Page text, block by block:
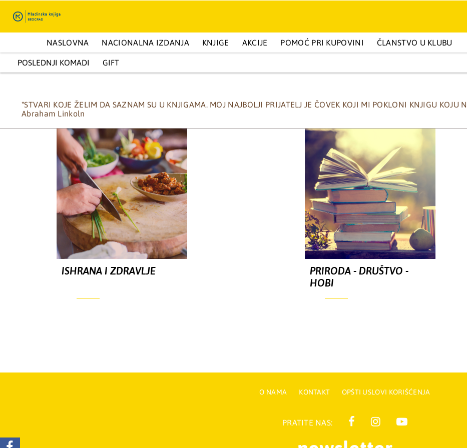
NASLOVNA NACIONALNA IZDANJA KNJIGE
ENCIKLOPEDIJE I KAPITALNA IZDANJA PRIRUČNICI BELETRISTIKA I POPULARNA PSIHOLOGIJA DEČIJA IZDANJA
POSLEDNJI KOMADI GIFT
AKCIJE POMOĆ PRI KUPOVINI ČLANSTVO U KLUBU
"STVARI KOJE ŽELIM DA SAZNAM SU U KNJIGAMA. MOJ NAJBOLJI PRIJATELJ JE ČOVEK KOJI MI POKLONI KNJIGU KOJU
Abraham Linkoln
ISHRANA I ZDRAVLJE
PRIRODA - DRUŠTVO -
HOBI
O NAMA KONTAKT OPŠTI USLOVI KORIŠĆENJA
PRATITE NAS: